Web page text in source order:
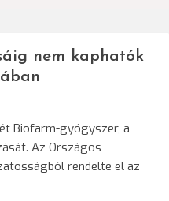
nem kaphatók
Biofarm-gyógyszer, a
Az Országos
rendelte el az